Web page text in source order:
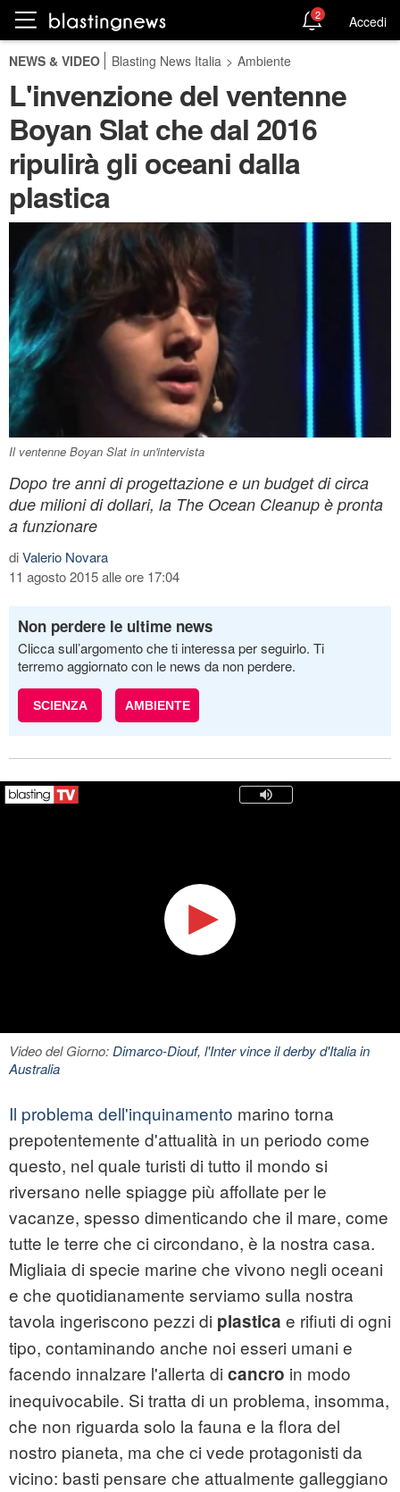
2 Accedi
NEWS & VIDEO Blasting News Italia > Ambiente
L'invenzione del ventenne
Boyan Slat che dal 2016
ripulirà gli oceani dalla
plastica
Il ventenne Boyan Slat in un'intervista
Dopo tre anni di progettazione e un budget di circa
due milioni di dollari, la The Ocean Cleanup è pronta
a funzionare
diValerio Novara
11 agosto 2015 alle ore 17:04
Non perdere le ultime news
Clicca sull’argomento che ti interessa per seguirlo. Ti
terremo aggiornato con le news da non perdere.
SCIENZA AMBIENTE
Video del Giorno:Dimarco-Diouf, l'Inter vince il derby d'Italia in
Australia
Il problema dell'inquinamento marino torna
prepotentemente d'attualità in un periodo come
questo, nel quale turisti di tutto il mondo si
riversano nelle spiagge più affollate per le
vacanze, spesso dimenticando che il mare, come
tutte le terre che ci circondano, è la nostra casa.
Migliaia di specie marine che vivono negli oceani
e che quotidianamente serviamo sulla nostra
tavola ingeriscono pezzi di plastica e rifiuti di ogni
tipo, contaminando anche noi esseri umani e
facendo innalzare l'allerta di cancro in modo
inequivocabile. Si tratta di un problema, insomma,
che non riguarda solo la fauna e la flora del
nostro pianeta, ma che ci vede protagonisti da
vicino: basti pensare che attualmente galleggiano